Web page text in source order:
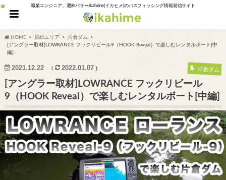
職業エンジニア、週末バサーikahime(イカヒメ)のバスフィッシング情報発信サイト
HOME 房総エリア
片倉ダム
[アングラー取材]LOWRANCE フックリビール9（HOOK Reveal）で楽しむレンタルボート[中
編]
2021.12.22 2022.01.07 片倉ダム
[アングラー取材]LOWRANCE フックリビール
9（HOOK Reveal）で楽しむレンタルボート[中編]